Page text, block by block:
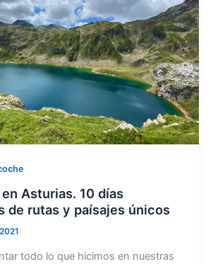
Asturias. 10 días
de rutas y paísajes únicos
todo lo que hicimos en nuestras